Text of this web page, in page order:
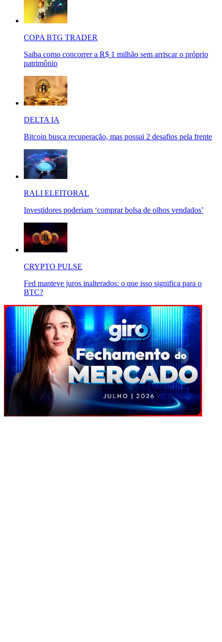
COPA BTG TRADER
Saiba como concorrer a R$ 1 milhão sem arriscar o próprio
patrimônio
DELTA IA
Bitcoin busca recuperação, mas possui 2 desafios pela frente
RALI ELEITORAL
Investidores poderiam ‘comprar bolsa de olhos vendados’
CRYPTO PULSE
Fed manteve juros inalterados: o que isso significa para o
BTC?